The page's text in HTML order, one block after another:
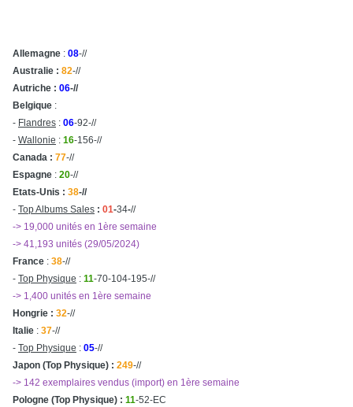
Allemagne : 08-//
Australie : 82-//
Autriche : 06-//
Belgique :
- Flandres : 06-92-//
- Wallonie : 16-156-//
Canada : 77-//
Espagne : 20-//
Etats-Unis : 38-//
- Top Albums Sales : 01-34-//
-> 19,000 unités en 1ère semaine
-> 41,193 unités (29/05/2024)
France : 38-//
- Top Physique : 11-70-104-195-//
-> 1,400 unités en 1ère semaine
Hongrie : 32-//
Italie : 37-//
- Top Physique : 05-//
Japon (Top Physique) : 249-//
-> 142 exemplaires vendus (import) en 1ère semaine
Pologne (Top Physique) : 11-52-EC